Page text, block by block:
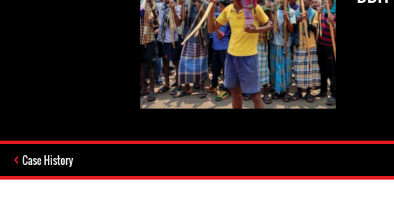
Case History